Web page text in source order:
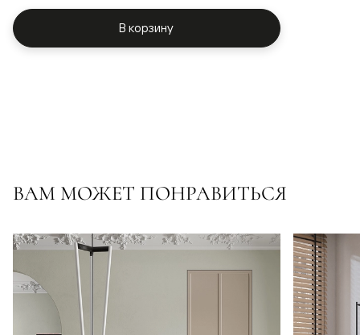
В корзину
ВАМ МОЖЕТ ПОНРАВИТЬСЯ